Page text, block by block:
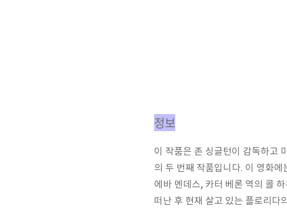
정보
이 작품은 존 싱글턴이 감독하고
의 두 번째 작품입니다. 이 영화
에바 멘데스, 카터 베론 역의 콜
떠난 후 현재 살고 있는 플로리다